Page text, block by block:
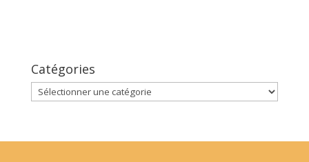
Catégories
Catégories